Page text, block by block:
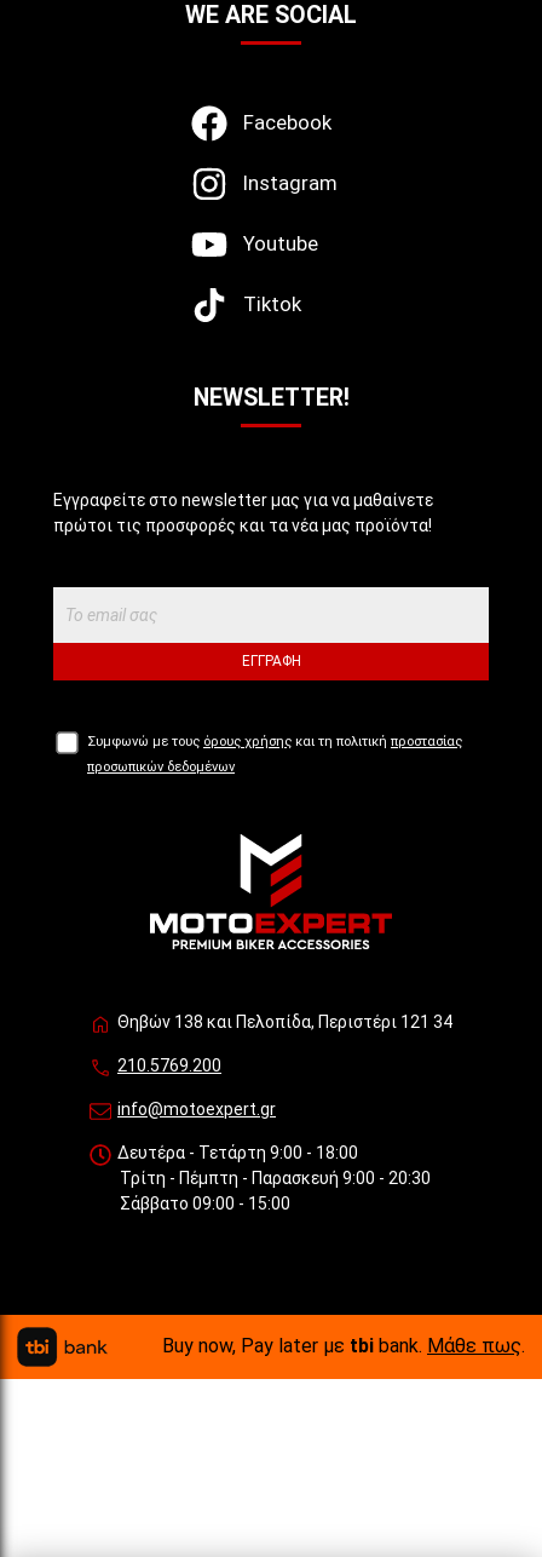
WE ARE SOCIAL
Facebook
Instagram
Youtube
Tiktok
NEWSLETTER!
Εγγραφείτε στο newsletter μας για να μαθαίνετε
πρώτοι τις προσφορές και τα νέα μας προϊόντα!
ΕΓΓΡΑΦΉ
Συμφωνώ με τους όρους χρήσης και τη πολιτική προστασίας
προσωπικών δεδομένων
Θηβών 138 και Πελοπίδα, Περιστέρι 121 34
210.5769.200
info@motoexpert.gr
Δευτέρα - Τετάρτη 9:00 - 18:00
Τρίτη - Πέμπτη - Παρασκευή 9:00 - 20:30
Σάββατο 09:00 - 15:00
Buy now, Pay later με tbi bank. Μάθε πως.